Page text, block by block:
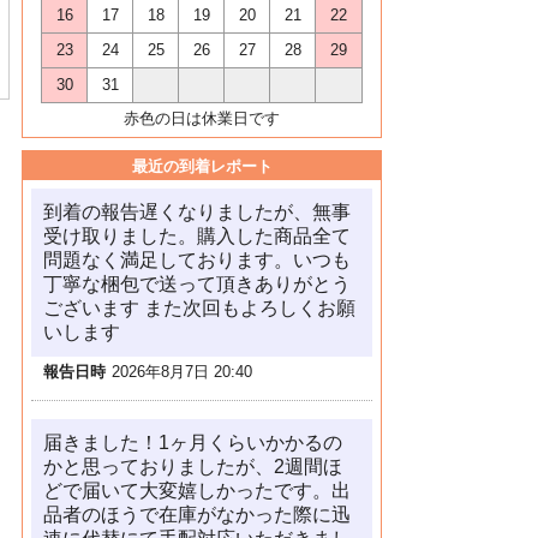
16
17 18 19 20 21
22
23
24 25 26 27 28
29
30
31
赤色の日は休業日です
最近の到着レポート
到着の報告遅くなりましたが、無事
受け取りました。購入した商品全て
問題なく満足しております。いつも
丁寧な梱包で送って頂きありがとう
ございます また次回もよろしくお願
いします
報告日時 2026年8月7日 20:40
届きました！1ヶ月くらいかかるの
かと思っておりましたが、2週間ほ
どで届いて大変嬉しかったです。出
品者のほうで在庫がなかった際に迅